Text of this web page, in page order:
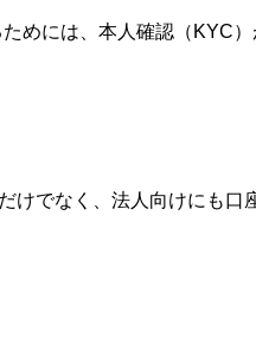
めには、本人確認（KYC
けでなく、法人向けにも